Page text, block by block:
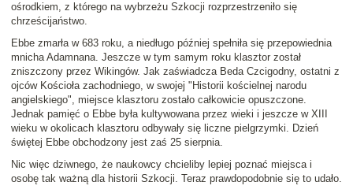
ośrodkiem, z którego na wybrzeżu Szkocji rozprzestrzeniło się
chrześcijaństwo.
Ebbe zmarła w 683 roku, a niedługo później spełniła się przepowiednia
mnicha Adamnana. Jeszcze w tym samym roku klasztor został
zniszczony przez Wikingów. Jak zaświadcza Beda Czcigodny, ostatni z
ojców Kościoła zachodniego, w swojej "Historii kościelnej narodu
angielskiego", miejsce klasztoru zostało całkowicie opuszczone.
Jednak pamięć o Ebbe była kultywowana przez wieki i jeszcze w XIII
wieku w okolicach klasztoru odbywały się liczne pielgrzymki. Dzień
świętej Ebbe obchodzony jest zaś 25 sierpnia.
Nic więc dziwnego, że naukowcy chcieliby lepiej poznać miejsca i
osobę tak ważną dla historii Szkocji. Teraz prawdopodobnie się to udało.